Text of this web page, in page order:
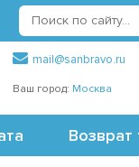
Точки самовывоза
mail@sanbravo.ru
Ваш город: Москва
Возврат